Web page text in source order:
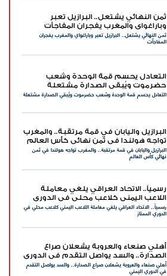
ثمن النهائي يشتعل.. البرازيل تعبر
وباراغواي والمغرب يفجران المفاجآت
ثمن النهائي يشتعل.. البرازيل تعبر وباراغواي والمغرب يفجران
المفاجآت
التعادل يحسم قمة الوحدة وشعب
حضرموت ويُبقي الصدارة مشتعلة
التعادل يحسم قمة الوحدة وشعب حضرموت ويُبقي الصدارة مشتعلة
البرازيل واليابان في قمة مرتقبة.. والمغرب
تواجه هولندا في ثمن نهائي كأس العالم
البرازيل واليابان في قمة مرتقبة.. والمغرب تواجه هولندا في ثمن
نهائي كأس العالم
رسمياً.. الاتحاد العراقي يلغي معاملة
اللاعب اليمني كلاعب محلي في الدوري
الممتاز
رسمياً.. الاتحاد العراقي يلغي معاملة اللاعب اليمني كلاعب محلي في
الدوري الممتاز
أهلي صنعاء والعروبة يشعلان صراع
الصدارة.. والسد يواصل التقدم في الدوري
اليمني
أهلي صنعاء والعروبة يشعلان صراع الصدارة.. والسد يواصل التقدم
في الدوري اليمني